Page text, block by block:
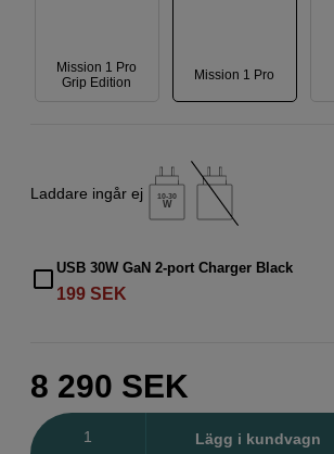
Mission 1 Pro
Grip Edition
Mission 1 Pro
Laddare ingår ej 10-30
W
USB 30W GaN 2-port Charger Black
199 SEK
8 290 SEK
Lägg i kundvagn